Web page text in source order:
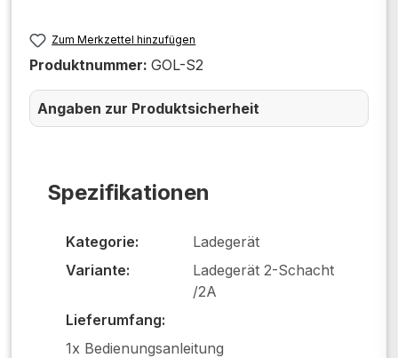
Spezifikationen
Kategorie:
Ladegerät
Variante:
Ladegerät 2-Schacht
/2A
Lieferumfang:
1x Bedienungsanleitung
Zum Merkzettel hinzufügen
Produktnummer: GOL-S2
Angaben zur Produktsicherheit